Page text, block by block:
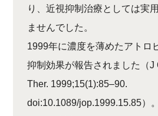
り、近視抑制治療としては実
ませんでした。
1999年に濃度を薄めたアトロ
抑制効果が報告されました（J
Ther. 1999;15(1):85–90.
doi:10.1089/jop.1999.15.85）